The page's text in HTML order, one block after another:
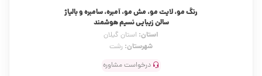
رنگ مو، لایت مو، مش مو، آمبره، سامبره و بالیاژ
سالن زیبایی نسیم هوشمند
استان: استان گیلان
شهرستان: رشت
درخواست مشاوره